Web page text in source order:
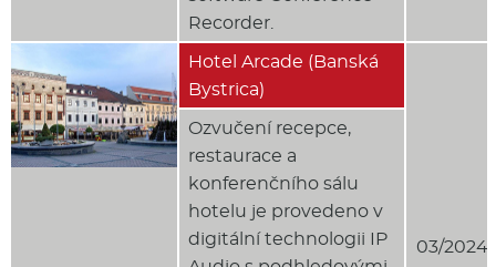
Recorder.
Hotel Arcade (Banská
Bystrica)
03/2024
Ozvučení recepce,
restaurace a
konferenčního sálu
hotelu je provedeno v
digitální technologii IP